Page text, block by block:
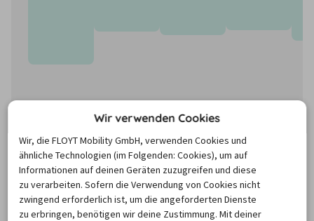
Die Preise basieren auf dem Minimum Median-Suchpreis für die
nächsten 12 Monate und können für neue Suchanfragen variieren.
MIETWAGEN ABHOLSTATIONEN
Wir verwenden Cookies
Wir, die FLOYT Mobility GmbH, verwenden Cookies und
ähnliche Technologien (im Folgenden: Cookies), um auf
Informationen auf deinen Geräten zuzugreifen und diese
zu verarbeiten. Sofern die Verwendung von Cookies nicht
zwingend erforderlich ist, um die angeforderten Dienste
zu erbringen, benötigen wir deine Zustimmung. Mit deiner